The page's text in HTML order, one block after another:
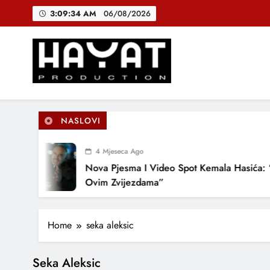
3:09:34 AM 06/08/2026
Hayat Production
Promocija domaće muzike
NASLOVI
4 Mjeseca Ago
Nova Pjesma I Video Spot Kemala Hasića:
Ovim Zvijezdama”
Home seka aleksic
Seka Aleksic